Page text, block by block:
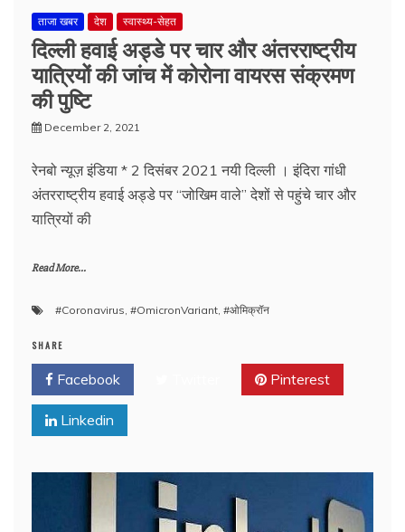
ताजा खबर देश स्वास्थ्य-सेहत
दिल्ली हवाई अड्डे पर चार और अंतरराष्ट्रीय
यात्रियों की जांच में कोरोना वायरस संक्रमण
की पुष्टि
December 2, 2021
रेनबो न्यूज़ इंडिया * 2 दिसंबर 2021 नयी दिल्ली । इंदिरा गांधी
अंतरराष्ट्रीय हवाई अड्डे पर “जोखिम वाले” देशों से पहुंचे चार और
यात्रियों की
Read More...
#Coronavirus, #OmicronVariant, #ओमिक्रॉन
SHARE
Facebook Pinterest
Linkedin